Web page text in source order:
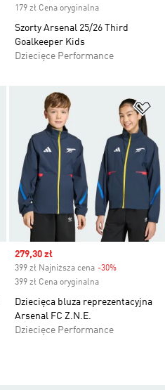
179 zł Cena oryginalna
Szorty Arsenal 25/26 Third
Goalkeeper Kids
Dziecięce Performance
Dodaj do listy życzeń
Sale price
279,30 zł
399 zł Najniższa cena -30%
399 zł Cena oryginalna
Dziecięca bluza reprezentacyjna
Arsenal FC Z.N.E.
Dziecięce Performance